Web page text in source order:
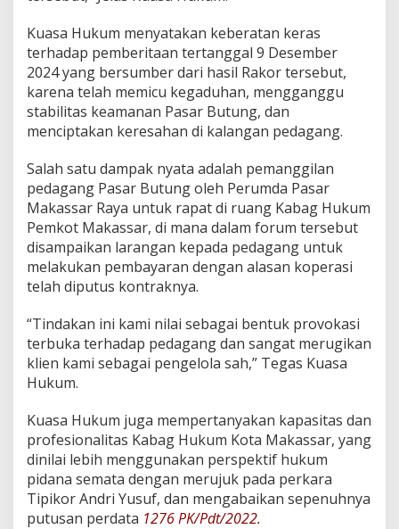
Kuasa Hukum menyatakan keberatan keras
terhadap pemberitaan tertanggal 9 Desember
2024 yang bersumber dari hasil Rakor tersebut,
karena telah memicu kegaduhan, mengganggu
stabilitas keamanan Pasar Butung, dan
menciptakan keresahan di kalangan pedagang.
Salah satu dampak nyata adalah pemanggilan
pedagang Pasar Butung oleh Perumda Pasar
Makassar Raya untuk rapat di ruang Kabag Hukum
Pemkot Makassar, di mana dalam forum tersebut
disampaikan larangan kepada pedagang untuk
melakukan pembayaran dengan alasan koperasi
telah diputus kontraknya.
“Tindakan ini kami nilai sebagai bentuk provokasi
terbuka terhadap pedagang dan sangat merugikan
klien kami sebagai pengelola sah,” Tegas Kuasa
Hukum.
Kuasa Hukum juga mempertanyakan kapasitas dan
profesionalitas Kabag Hukum Kota Makassar, yang
dinilai lebih menggunakan perspektif hukum
pidana semata dengan merujuk pada perkara
Tipikor Andri Yusuf, dan mengabaikan sepenuhnya
putusan perdata 1276 PK/Pdt/2022.